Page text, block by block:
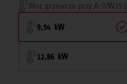
Moc grzewcza przy A-7/W35
9,54 kW
12,86 kW